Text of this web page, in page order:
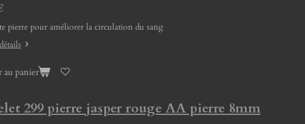
pierre pour améliorer la circulation du sang
panier
299 pierre jasper rouge AA pierre 8mm